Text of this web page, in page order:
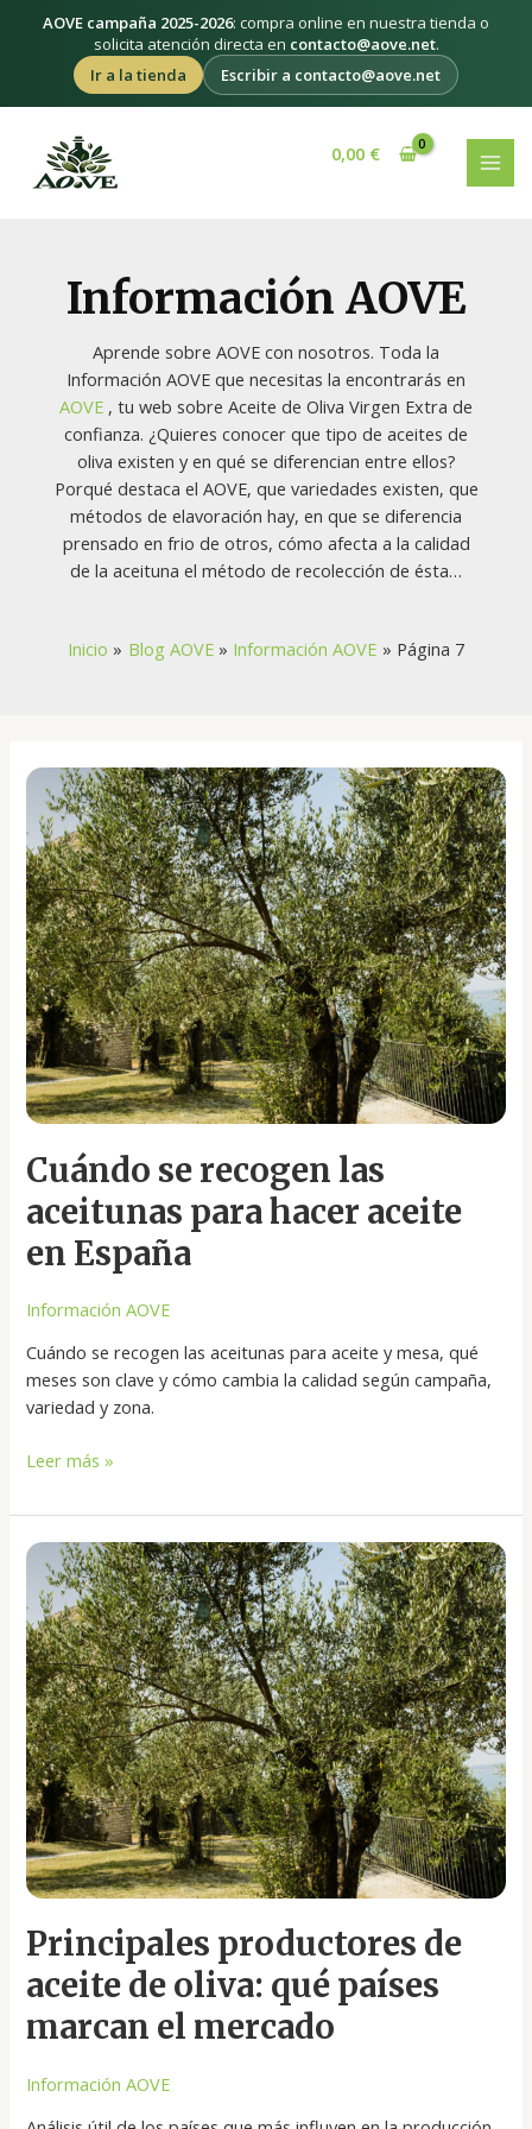
AOVE campaña 2025-2026: compra online en nuestra tienda o
solicita atención directa en contacto@aove.net.
Ir a la tienda
Escribir a contacto@aove.net
contenido
0,00 €
Información AOVE
Aprende sobre AOVE con nosotros. Toda la
Información AOVE que necesitas la encontrarás en
AOVE , tu web sobre Aceite de Oliva Virgen Extra de
confianza. ¿Quieres conocer que tipo de aceites de
oliva existen y en qué se diferencian entre ellos?
Porqué destaca el AOVE, que variedades existen, que
métodos de elavoración hay, en que se diferencia
prensado en frio de otros, cómo afecta a la calidad
de la aceituna el método de recolección de ésta…
Inicio Blog AOVE Información AOVE Página 7
Cuándo se recogen las
aceitunas para hacer aceite
en España
Información AOVE
Cuándo se recogen las aceitunas para aceite y mesa, qué
meses son clave y cómo cambia la calidad según campaña,
variedad y zona.
Cuándo
recogen
las
aceitunas
para
hacer
aceite
en
España
Leer más »
Principales productores de
aceite de oliva: qué países
marcan el mercado
Información AOVE
Principales
productores
de
aceite
de
oliva:
qué
países
marcan
el
mercado
entradas